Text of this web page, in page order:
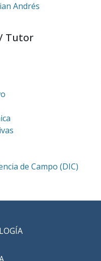
Andrés
Tutor
de Campo (DIC)